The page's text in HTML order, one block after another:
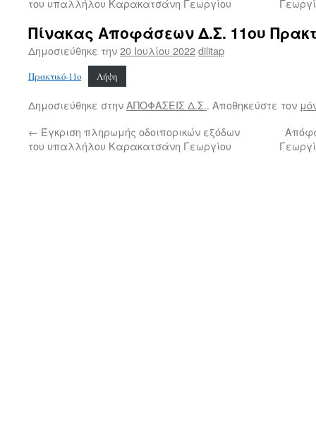
του υπαλλήλου Καρακατσάνη Γεωργίου
Πίνακας Αποφάσεων Δ.Σ. 11ου
Δημοσιεύθηκε την20 Ιουλίου 2022dilitap
Πρακτικό-11ο Λήψη
Δημοσιεύθηκε στηνΑΠΟΦΑΣΕΙΣ Δ.Σ.. Αποθηκεύστε τον
← Έγκριση πληρωμής οδοιπορικών εξόδων
του υπαλλήλου Καρακατσάνη Γεωργίου